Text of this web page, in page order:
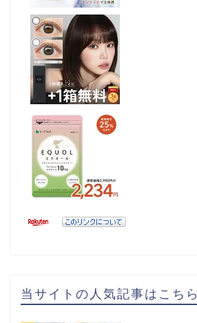
当サイトの人気記事はこちら